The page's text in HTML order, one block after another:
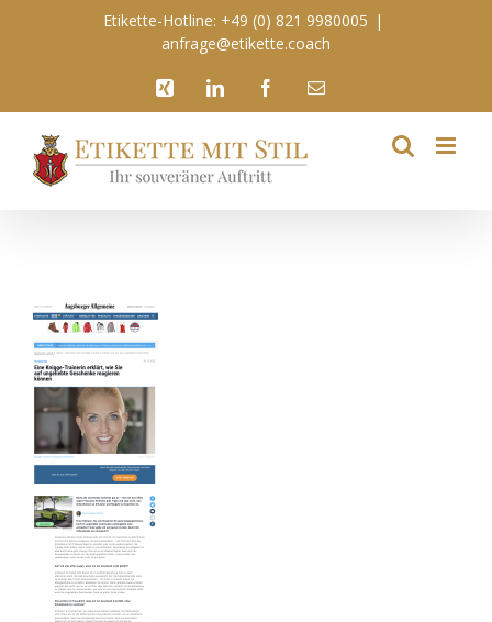
Etikette-Hotline: +49 (0) 821 9980005 |
anfrage@etikette.coach
Xing LinkedIn Facebook
E-